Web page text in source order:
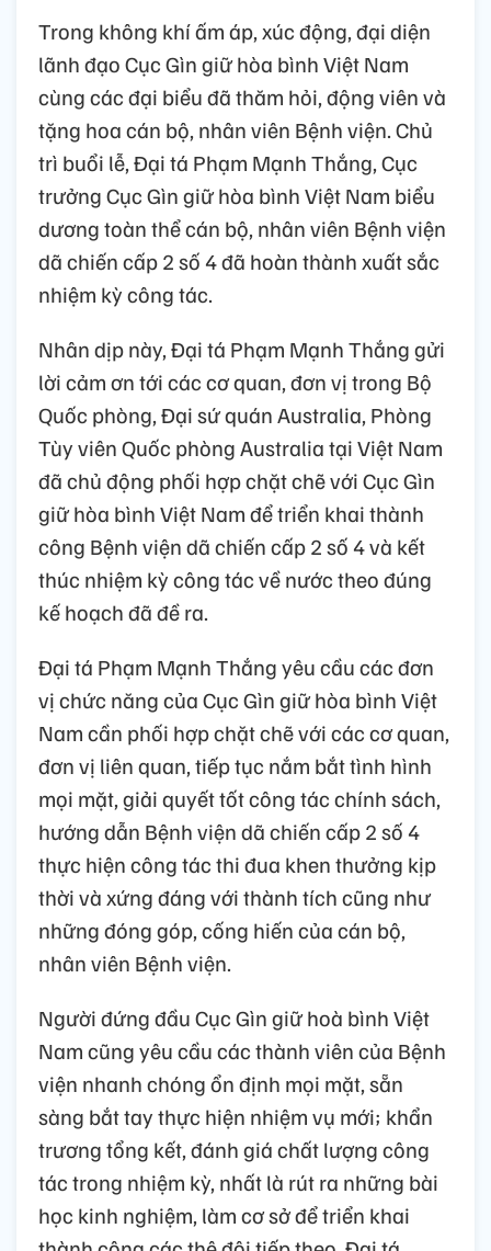
Trong không khí ấm áp, xúc động, đại diện
lãnh đạo Cục Gìn giữ hòa bình Việt Nam
cùng các đại biểu đã thăm hỏi, động viên và
tặng hoa cán bộ, nhân viên Bệnh viện. Chủ
trì buổi lễ, Đại tá Phạm Mạnh Thắng, Cục
trưởng Cục Gìn giữ hòa bình Việt Nam biểu
dương toàn thể cán bộ, nhân viên Bệnh viện
dã chiến cấp 2 số 4 đã hoàn thành xuất sắc
nhiệm kỳ công tác.
Nhân dịp này, Đại tá Phạm Mạnh Thắng gửi
lời cảm ơn tới các cơ quan, đơn vị trong Bộ
Quốc phòng, Đại sứ quán Australia, Phòng
Tùy viên Quốc phòng Australia tại Việt Nam
đã chủ động phối hợp chặt chẽ với Cục Gìn
giữ hòa bình Việt Nam để triển khai thành
công Bệnh viện dã chiến cấp 2 số 4 và kết
thúc nhiệm kỳ công tác về nước theo đúng
kế hoạch đã đề ra.
Đại tá Phạm Mạnh Thắng yêu cầu các đơn
vị chức năng của Cục Gìn giữ hòa bình Việt
Nam cần phối hợp chặt chẽ với các cơ quan,
đơn vị liên quan, tiếp tục nắm bắt tình hình
mọi mặt, giải quyết tốt công tác chính sách,
hướng dẫn Bệnh viện dã chiến cấp 2 số 4
thực hiện công tác thi đua khen thưởng kịp
thời và xứng đáng với thành tích cũng như
những đóng góp, cống hiến của cán bộ,
nhân viên Bệnh viện.
Người đứng đầu Cục Gìn giữ hoà bình Việt
Nam cũng yêu cầu các thành viên của Bệnh
viện nhanh chóng ổn định mọi mặt, sẵn
sàng bắt tay thực hiện nhiệm vụ mới; khẩn
trương tổng kết, đánh giá chất lượng công
tác trong nhiệm kỳ, nhất là rút ra những bài
học kinh nghiệm, làm cơ sở để triển khai